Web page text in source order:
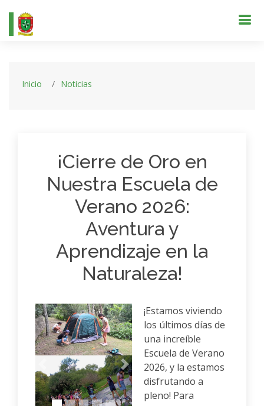
Inicio Noticias
¡Cierre de Oro en
Nuestra Escuela de
Verano 2026:
Aventura y
Aprendizaje en la
Naturaleza!
Anterior Siguiente
¡Estamos viviendo
los últimos días de
una increíble
Escuela de Verano
2026, y la estamos
disfrutando a
pleno! Para